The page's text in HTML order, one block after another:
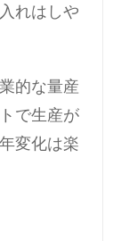
れはしや
的な量産
で生産が
変化は楽